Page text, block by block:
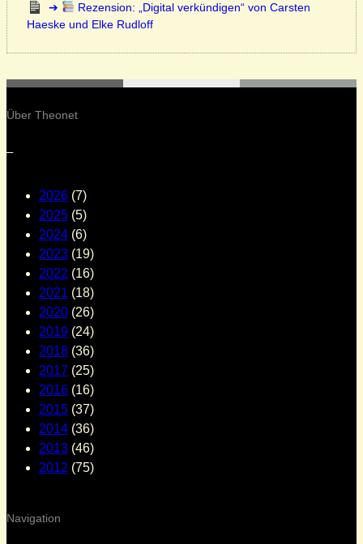
Rezension: „Digital verkündigen“ von Carsten
Haeske und Elke Rudloff
Über Theonet
–
2026 (7)
2025 (5)
2024 (6)
2023 (19)
2022 (16)
2021 (18)
2020 (26)
2019 (24)
2018 (36)
2017 (25)
2016 (16)
2015 (37)
2014 (36)
2013 (46)
2012 (75)
Navigation